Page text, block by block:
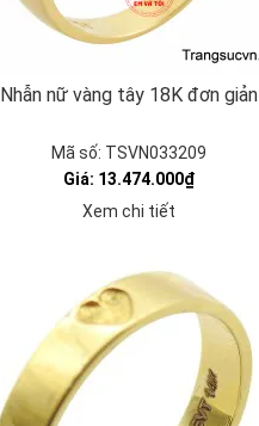
Nhẫn nữ vàng tây 18K đơn giản
Mã số: TSVN033209
Giá: 13.474.000₫
Xem chi tiết